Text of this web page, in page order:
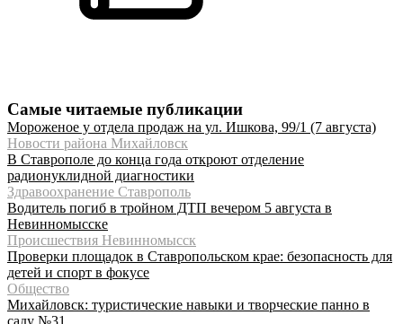
Самые читаемые публикации
Мороженое у отдела продаж на ул. Ишкова, 99/1 (7 августа)
Новости района Михайловск
В Ставрополе до конца года откроют отделение
радионуклидной диагностики
Здравоохранение Ставрополь
Водитель погиб в тройном ДТП вечером 5 августа в
Невинномысске
Происшествия Невинномысск
Проверки площадок в Ставропольском крае: безопасность для
детей и спорт в фокусе
Общество
Михайловск: туристические навыки и творческие панно в
саду №31